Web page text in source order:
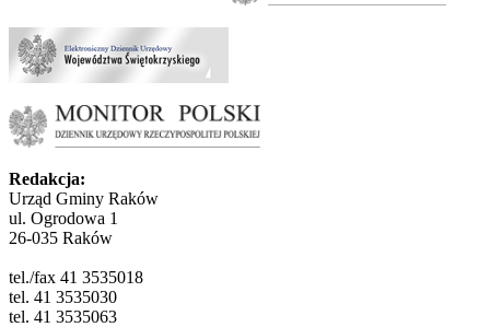
Redakcja:
Urząd Gminy Raków
ul. Ogrodowa 1
26-035 Raków
tel./fax 41 3535018
tel. 41 3535030
tel. 41 3535063